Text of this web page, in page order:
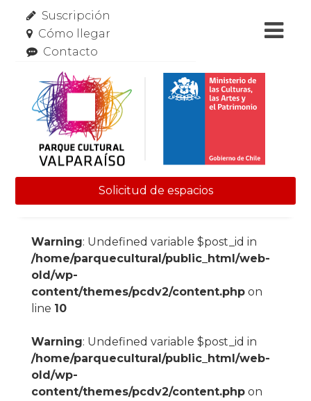
Suscripción
Cómo llegar
Contacto
Solicitud de espacios
Warning: Undefined variable $post_id in
/home/parquecultural/public_html/web-
old/wp-
content/themes/pcdv2/content.phpon
line 10
Warning: Undefined variable $post_id in
/home/parquecultural/public_html/web-
old/wp-
content/themes/pcdv2/content.phpon